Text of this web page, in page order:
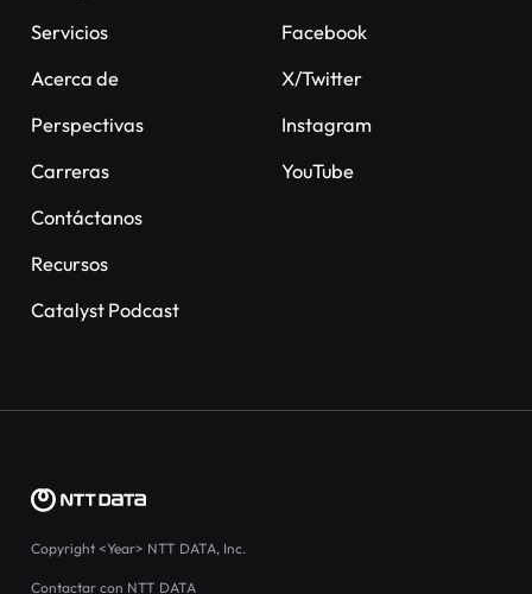
Servicios
Acerca de
Perspectivas
Carreras
Contáctanos
Recursos
Catalyst Podcast
Facebook
X/Twitter
Instagram
YouTube
Copyright <Year> NTT DATA, Inc.
Contactar con NTT DATA